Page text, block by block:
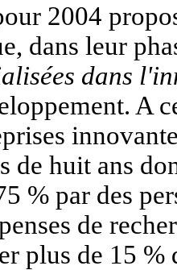
2004
dans leur
dans
A
de huit ans
% par des
de
plus de 15 %